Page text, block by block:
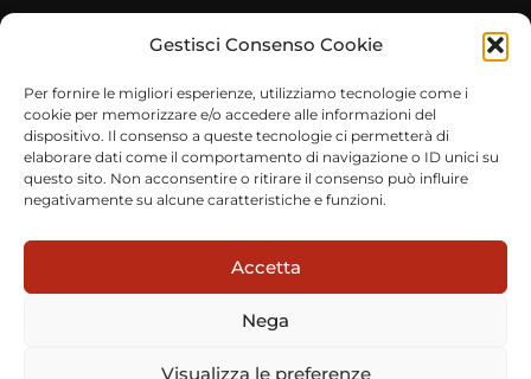
Gestisci Consenso Cookie
Per fornire le migliori esperienze, utilizziamo tecnologie come i
cookie per memorizzare e/o accedere alle informazioni del
dispositivo. Il consenso a queste tecnologie ci permetterà di
elaborare dati come il comportamento di navigazione o ID unici su
questo sito. Non acconsentire o ritirare il consenso può influire
negativamente su alcune caratteristiche e funzioni.
Accetta
Nega
Visualizza le preferenze
Indirizzo
Via Roma, 15, 26010 Pianengo CR
© Copyright 2026 Il Vecchio Piero Tutti i diritti riservati